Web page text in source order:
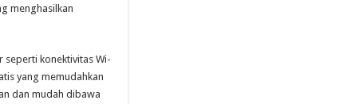
menghasilkan
seperti konektivitas Wi-
yang memudahkan
dan mudah dibawa